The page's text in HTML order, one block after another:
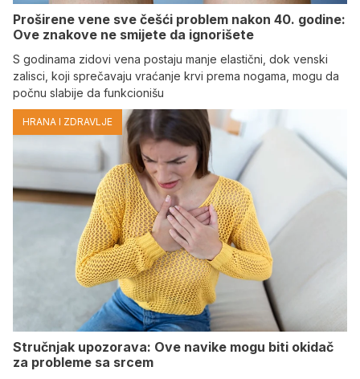
Proširene vene sve češći problem nakon 40. godine:
Ove znakove ne smijete da ignorišete
S godinama zidovi vena postaju manje elastični, dok venski
zalisci, koji sprečavaju vraćanje krvi prema nogama, mogu da
počnu slabije da funkcionišu
HRANA I ZDRAVLJE
Stručnjak upozorava: Ove navike mogu biti okidač
za probleme sa srcem